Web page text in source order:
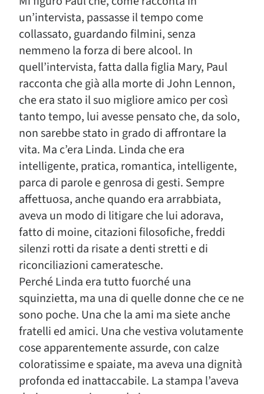
un’intervista, passasse il tempo come
collassato, guardando filmini, senza
nemmeno la forza di bere alcool. In
quell’intervista, fatta dalla figlia Mary, Paul
racconta che già alla morte di John Lennon,
che era stato il suo migliore amico per così
tanto tempo, lui avesse pensato che, da solo,
non sarebbe stato in grado di affrontare la
vita. Ma c’era Linda. Linda che era
intelligente, pratica, romantica, intelligente,
parca di parole e genrosa di gesti. Sempre
affettuosa, anche quando era arrabbiata,
aveva un modo di litigare che lui adorava,
fatto di moine, citazioni filosofiche, freddi
silenzi rotti da risate a denti stretti e di
riconciliazioni cameratesche.
Perché Linda era tutto fuorché una
squinzietta, ma una di quelle donne che ce ne
sono poche. Una che la ami ma siete anche
fratelli ed amici. Una che vestiva volutamente
cose apparentemente assurde, con calze
coloratissime e spaiate, ma aveva una dignità
profonda ed inattaccabile. La stampa l’aveva